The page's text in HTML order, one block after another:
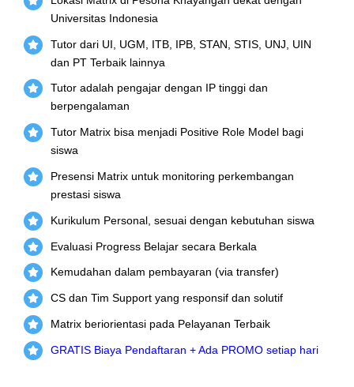
Universitas Indonesia
Tutor dari UI, UGM, ITB, IPB, STAN, STIS, UNJ, UIN
dan PT Terbaik lainnya
Tutor adalah pengajar dengan IP tinggi dan
berpengalaman
Tutor Matrix bisa menjadi Positive Role Model bagi
siswa
Presensi Matrix untuk monitoring perkembangan
prestasi siswa
Kurikulum Personal, sesuai dengan kebutuhan siswa
Evaluasi Progress Belajar secara Berkala
Kemudahan dalam pembayaran (via transfer)
CS dan Tim Support yang responsif dan solutif
Matrix beriorientasi pada Pelayanan Terbaik
GRATIS Biaya Pendaftaran + Ada PROMO setiap hari